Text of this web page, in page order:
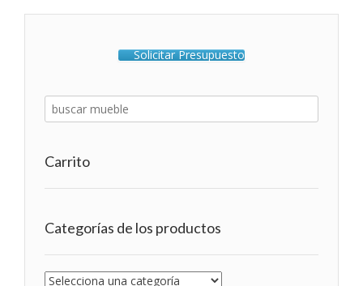
Solicitar Presupuesto
Carrito
Categorías de los productos